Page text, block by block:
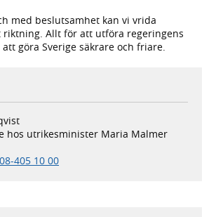
med beslutsamhet kan vi vrida
riktning. Allt för att utföra regeringens
göra Sverige säkrare och friare.
hos utrikesminister Maria Malmer
08-405 10 00